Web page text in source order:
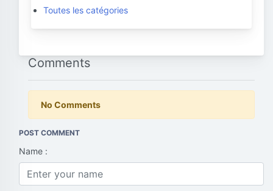
Toutes les catégories
Comments
No Comments
POST COMMENT
Name :